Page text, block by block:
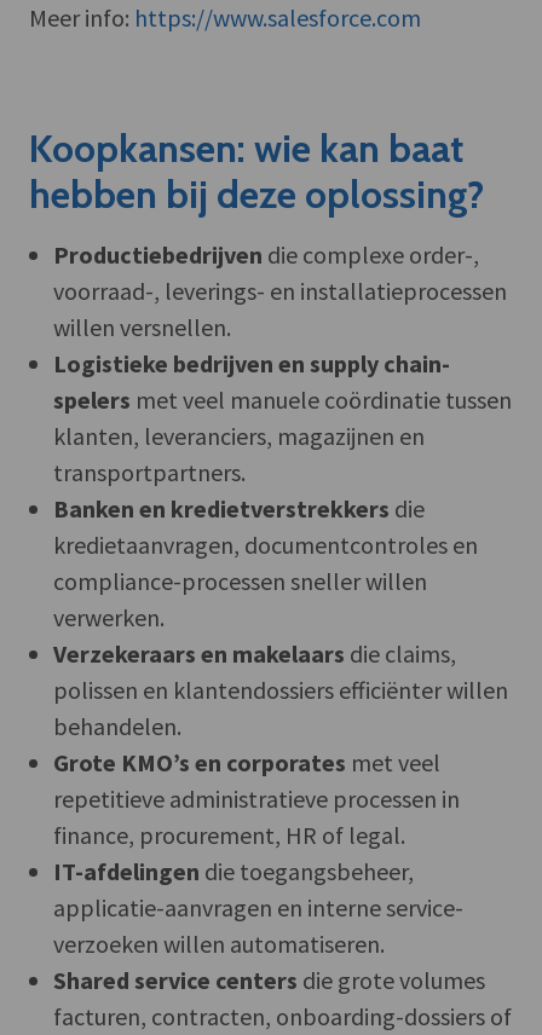
Meer info: https://www.salesforce.com
Koopkansen: wie kan baat
hebben bij deze oplossing?
Productiebedrijven die complexe order-,
voorraad-, leverings- en installatieprocessen
willen versnellen.
Logistieke bedrijven en supply chain-
spelers met veel manuele coördinatie tussen
klanten, leveranciers, magazijnen en
transportpartners.
Banken en kredietverstrekkers die
kredietaanvragen, documentcontroles en
compliance-processen sneller willen
verwerken.
Verzekeraars en makelaars die claims,
polissen en klantendossiers efficiënter willen
behandelen.
Grote KMO’s en corporates met veel
repetitieve administratieve processen in
finance, procurement, HR of legal.
IT-afdelingen die toegangsbeheer,
applicatie-aanvragen en interne service-
verzoeken willen automatiseren.
Shared service centers die grote volumes
facturen, contracten, onboarding-dossiers of